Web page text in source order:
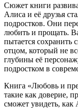
Сюжет книги
Алиса и её друзья
подростков. Они
любить и прощать.
пытается сохранить
отцом, который не
глубины её
подростком в
Книга «Любовь и
такие как доверие,
сможет увидеть, как